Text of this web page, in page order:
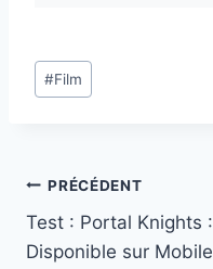
Étiquettes
de
#Film
Navigation
de
PRÉCÉDENT
Test : Portal Knights :
Disponible sur Mobile